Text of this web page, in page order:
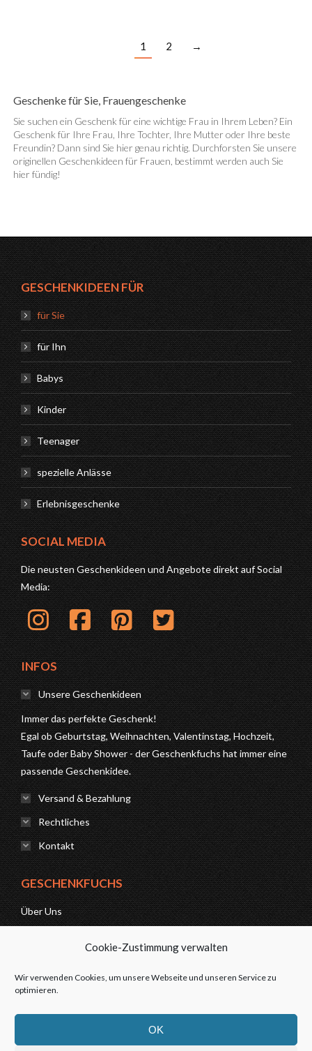
Cookie-Zustimmung verwalten
Wir verwenden Cookies, um unsere Webseite und unseren Service zu
optimieren.
OK
1 2 →
Geschenke für Sie, Frauengeschenke
Sie suchen ein Geschenk für eine wichtige Frau in Ihrem Leben? Ein
Geschenk für Ihre Frau, Ihre Tochter, Ihre Mutter oder Ihre beste
Freundin? Dann sind Sie hier genau richtig. Durchforsten Sie unsere
originellen Geschenkideen für Frauen, bestimmt werden auch Sie
hier fündig!
GESCHENKIDEEN FÜR
für Sie
für Ihn
Babys
Kinder
Teenager
spezielle Anlässe
Erlebnisgeschenke
SOCIAL MEDIA
Die neusten Geschenkideen und Angebote direkt auf Social
Media:
INFOS
Unsere Geschenkideen
Immer das perfekte Geschenk!
Egal ob Geburtstag, Weihnachten, Valentinstag, Hochzeit,
Taufe oder Baby Shower - der Geschenkfuchs hat immer eine
passende Geschenkidee.
Versand & Bezahlung
Rechtliches
Kontakt
GESCHENKFUCHS
Über Uns
FAQ